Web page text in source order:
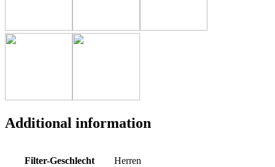
Additional information
Filter-Geschlecht Herren